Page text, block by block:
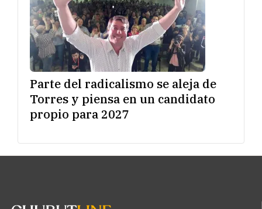
Parte del radicalismo se aleja de
Torres y piensa en un candidato
propio para 2027